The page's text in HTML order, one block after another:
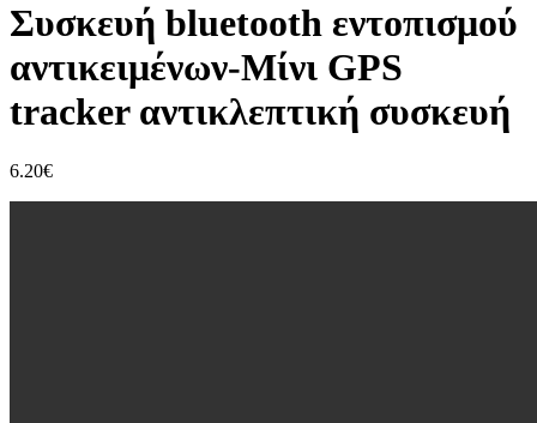
Συσκευή bluetooth εντοπισμού
αντικειμένων-Μίνι GPS
tracker αντικλεπτική συσκευή
6.20€